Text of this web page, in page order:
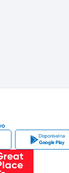
Disponível na
Google Play